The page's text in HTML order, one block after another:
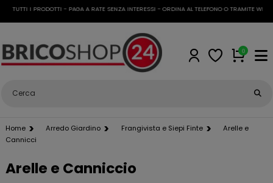
I PRODOTTI - PAGA A RATE SENZA INTERESSI - ORDINA AL TELEFONO O TRAMITE
0
Home Arredo Giardino Frangivista e Siepi Finte
Arelle e
Cannicci
Arelle e Canniccio